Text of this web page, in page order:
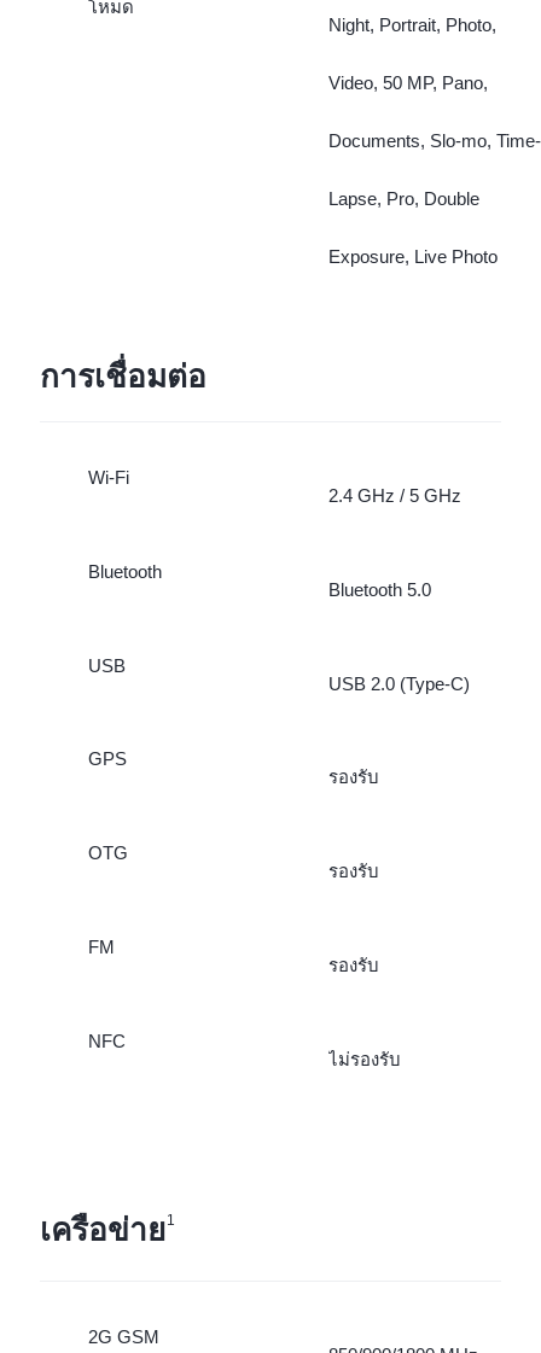
โหมด
Night, Portrait, Photo,
Video, 50 MP, Pano,
Documents, Slo-mo, Time-
Lapse, Pro, Double
Exposure, Live Photo
การเชื่อมต่อ
Wi-Fi
2.4 GHz / 5 GHz
Bluetooth
Bluetooth 5.0
USB
USB 2.0 (Type-C)
GPS
รองรับ
OTG
รองรับ
FM
รองรับ
NFC
ไม่รองรับ
เครือข่าย1
2G GSM